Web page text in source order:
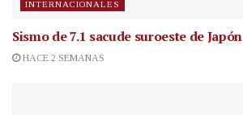
INTERNACIONALES
Sismo de 7.1 sacude suroeste de Japón
HACE 2 SEMANAS